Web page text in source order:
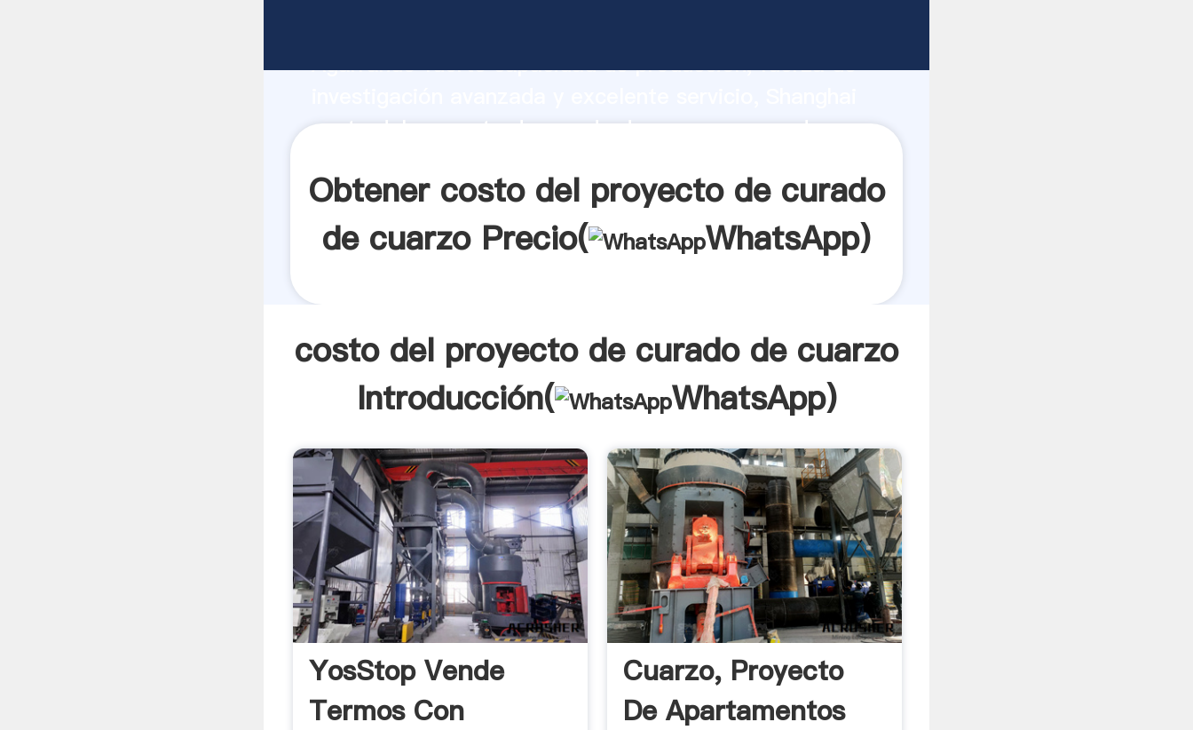
Agarrando fuerte capacidad de producción, fuerza de
costo del proyecto de curado de cuarzo proveedor crea
Obtener costo del proyecto de curado
de cuarzo Precio(
WhatsApp)
costo del proyecto de curado de cuarzo
Introducción(
WhatsApp)
YosStop Vende
Termos Con
Cuarzo, Proyecto
De Apartamentos